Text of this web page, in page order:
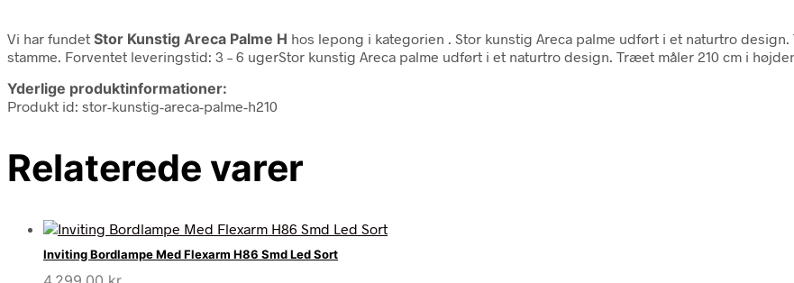
Vi har fundet Stor Kunstig Areca Palme H hos lepong i kategorien
. Stor kunstig Areca palme udført i et naturtro
stamme. Forventet leveringstid: 3 – 6 ugerStor kunstig Areca palme udført i et naturtro design. Træet måler 210 cm i
Yderlige produktinformationer:
Produkt id: stor-kunstig-areca-palme-h210
Relaterede varer
Inviting Bordlampe Med Flexarm H86 Smd Led Sort